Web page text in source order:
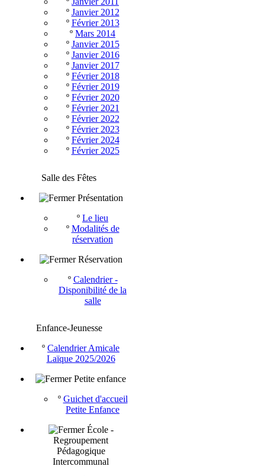
º Janvier 2012
º Février 2013
º Mars 2014
º Janvier 2015
º Janvier 2016
º Janvier 2017
º Février 2018
º Février 2019
º Février 2020
º Février 2021
º Février 2022
º Février 2023
º Février 2024
º Février 2025
Salle des Fêtes
Présentation
º Le lieu
º Modalités de
réservation
Réservation
º Calendrier -
Disponibilité de la
salle
Enfance-Jeunesse
º Calendrier Amicale
Laïque 2025/2026
Petite enfance
º Guichet d'accueil
Petite Enfance
École -
Regroupement
Pédagogique
Intercommunal